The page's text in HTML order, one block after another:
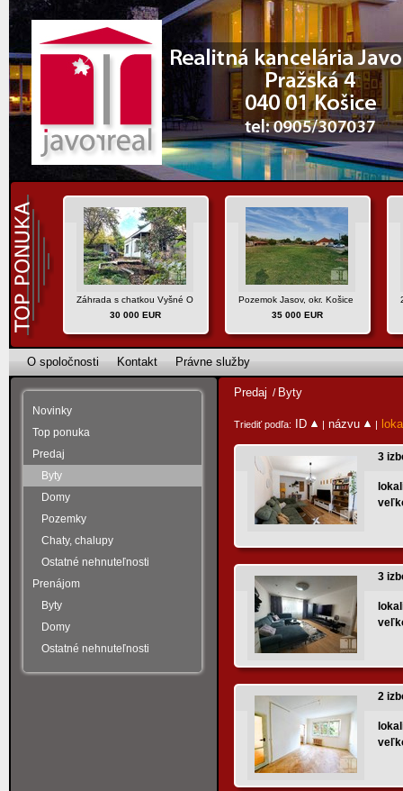
Záhrada s chatkou Vyšné Opátske, Košice IV
30 000 EUR
Pozemok Jasov, okr. Košice - okolie
35 000 EUR
O spoločnosti Kontakt Právne služby
Novinky
Top ponuka
Predaj
Byty
Domy
Pozemky
Chaty, chalupy
Ostatné nehnuteľnosti
Prenájom
Byty
Domy
Ostatné nehnuteľnosti
Predaj / Byty
Triediť podľa: ID | názvu |
3
3
2